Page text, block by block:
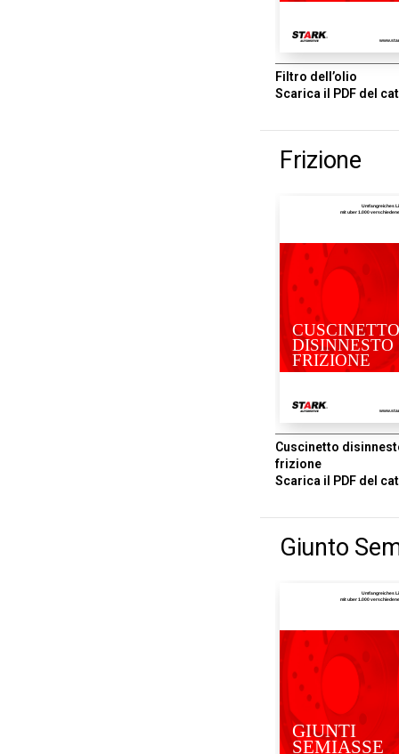
Filtro dell’olio
Scarica il PDF del
Frizione
Umfangreiches
mit uber 1.000
CUSCINETTO
DISINNESTO
FRIZIONE
Cuscinetto
frizione
Scarica il PDF del
Giunto
Umfangreiches
mit uber 1.000
GIUNTI
SEMIASSE